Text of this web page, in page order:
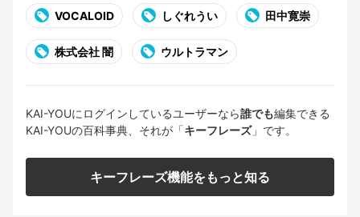
VOCALOID しぐれうい 田中寛崇
株式会社 闇 ウルトラマン
KAI-YOUにログインしているユーザーなら誰でも編集できる
KAI-YOUの百科事典、それが「キーフレーズ」です。
キーフレーズ機能をもっと知る